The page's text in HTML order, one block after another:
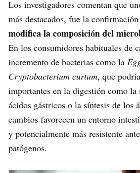
Los investigadores comentan que
más destacados, fue la
modifica la composición del
En los consumidores habituales de
incremento de bacterias como la
Cryptobacterium curtum, que
importantes en la digestión como la
ácidos gástricos o la síntesis de los
cambios favorecen un entorno
y potencialmente más resistente
patógenos.